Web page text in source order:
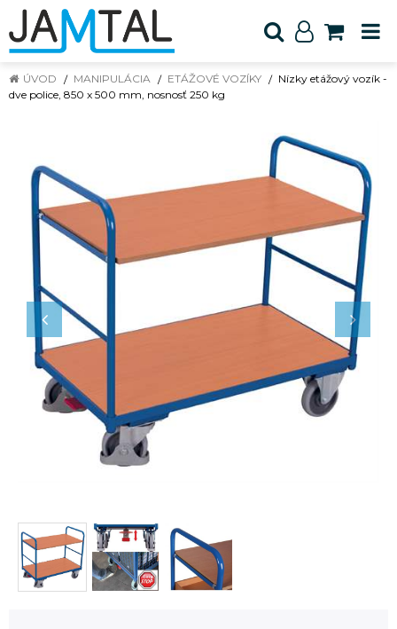
ÚVOD MANIPULÁCIA ETÁŽOVÉ VOZÍKY
Nízky etážový vozík -
dve police, 850 x 500 mm, nosnosť 250 kg